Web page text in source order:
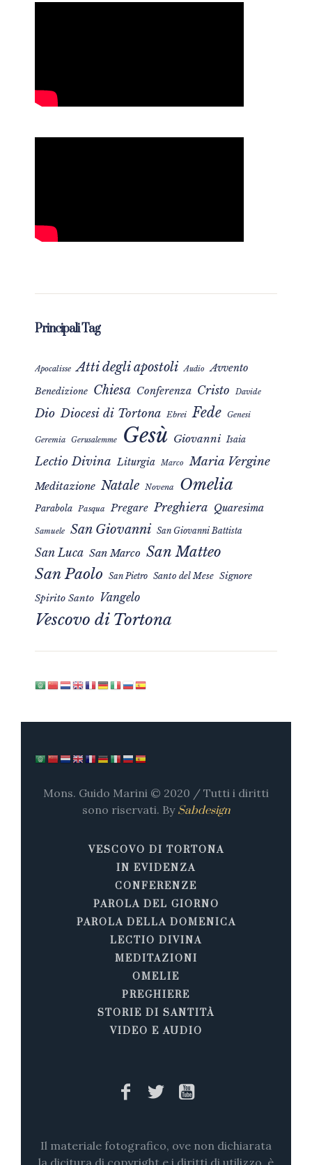
Principali Tag
Apocalisse Atti degli apostoli Audio Avvento
Benedizione Chiesa Conferenza Cristo Davide
Dio Diocesi di Tortona Ebrei Fede Genesi
Geremia Gerusalemme Gesù Giovanni Isaia
Lectio Divina Liturgia Marco Maria Vergine
Meditazione Natale Novena Omelia
Parabola Pasqua Pregare Preghiera Quaresima
Samuele San Giovanni San Giovanni Battista
San Luca San Marco San Matteo
San Paolo San Pietro Santo del Mese Signore
Spirito Santo Vangelo
Vescovo di Tortona
Mons. Guido Marini © 2020 / Tutti i diritti
sono riservati. By Sabdesign
VESCOVO DI TORTONA
IN EVIDENZA
CONFERENZE
PAROLA DEL GIORNO
PAROLA DELLA DOMENICA
LECTIO DIVINA
MEDITAZIONI
OMELIE
PREGHIERE
STORIE DI SANTITÀ
VIDEO E AUDIO
Il materiale fotografico, ove non dichiarata